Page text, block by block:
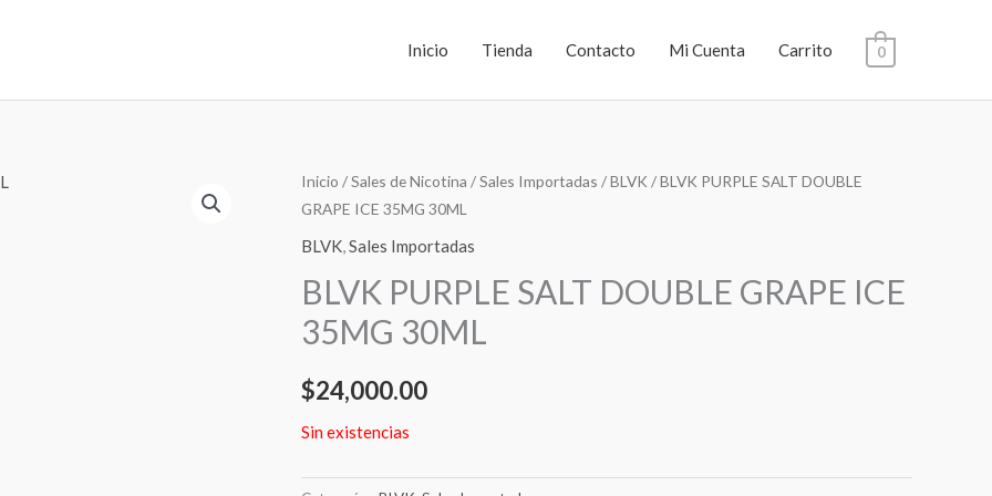
Inicio Tienda Contacto Mi Cuenta Carrito 0
Inicio /Sales de Nicotina /Sales Importadas /BLVK / BLVK PURPLE SALT DOUBLE
GRAPE ICE 35MG 30ML
BLVK,Sales Importadas
BLVK PURPLE SALT DOUBLE GRAPE ICE
35MG 30ML
$24,000.00
Sin existencias